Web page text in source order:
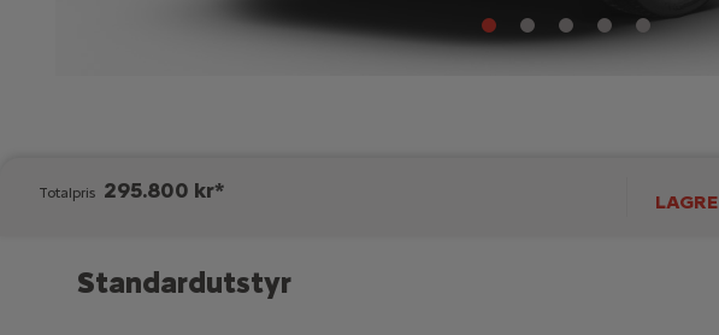
Totalpris 295.800 kr* LAGRE
Standardutstyr